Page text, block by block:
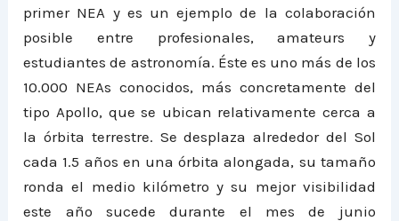
primer NEA y es un ejemplo de la colaboración
posible entre profesionales, amateurs y
estudiantes de astronomía. Éste es uno más de los
10.000 NEAs conocidos, más concretamente del
tipo Apollo, que se ubican relativamente cerca a
la órbita terrestre. Se desplaza alrededor del Sol
cada 1.5 años en una órbita alongada, su tamaño
ronda el medio kilómetro y su mejor visibilidad
este año sucede durante el mes de junio